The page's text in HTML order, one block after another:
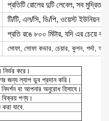
প্রতিটি রোলের দুটি লেবেল, সব
টি/টি, এল/সি, ডি/পি, ওয়েস্ট ইউনিয়ন
প্রতি রঙে ৮০০ মিটার, যদি এর চেয়ে কম
সোফা, সোফা কভার, চেয়ার, কুশন, পর্দা,
করে।
জন্য ল্যাপ ডুব প্রদান করি।
বা আপনার অনুরোধ হিসাবে।
বিক্রয় পণ্য।
যাবে.